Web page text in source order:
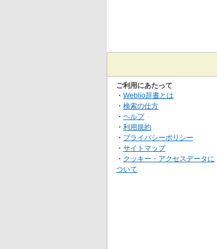
ご利用にあたって
・ Weblio辞書とは
・ 検索の仕方
・ ヘルプ
・ 利用規約
・ プライバシーポリシー
・ サイトマップ
・ クッキー・アクセスデータに
ついて